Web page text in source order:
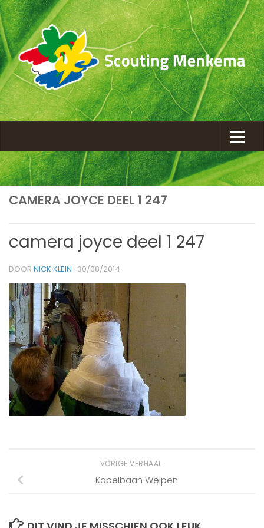
CAMERA JOYCE DEEL 1 247
camera joyce deel 1 247
DOOR NICK KLEIN · 30/08/2014
VORIGE VERHAAL
Kabelbaan Welpen